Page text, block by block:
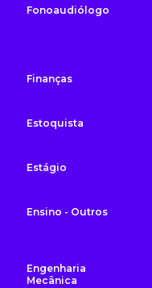
Fonoaudiólogo
Finanças
Estoquista
Estágio
Ensino - Outros
Engenharia
Mecânica